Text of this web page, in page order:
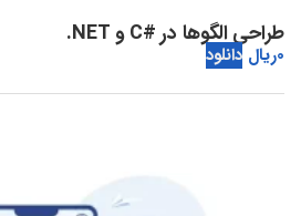
طراحی الگوها در #C و NET.
0ریال دانلود